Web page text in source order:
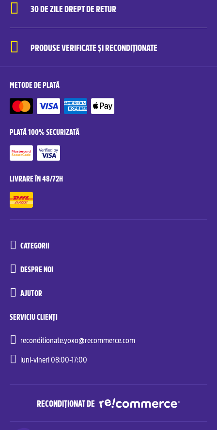
30 DE ZILE DREPT DE RETUR
PRODUSE VERIFICATE ȘI RECONDIȚIONATE
METODE DE PLATĂ
PLATĂ 100% SECURIZATĂ
LIVRARE ÎN 48/72H
CATEGORII
DESPRE NOI
AJUTOR
SERVICIU CLIENȚI
reconditionate.yoxo@recommerce.com
luni-vineri 08:00-17:00
RECONDIȚIONAT DE